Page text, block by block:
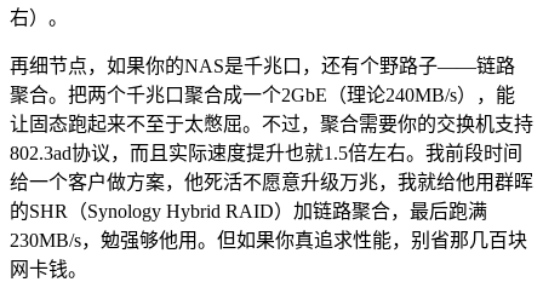
右）。
再细节点，如果你的NAS是千兆口，还有个野路子——链路
聚合。把两个千兆口聚合成一个2GbE（理论240MB/s），能
让固态跑起来不至于太憋屈。不过，聚合需要你的交换机支持
802.3ad协议，而且实际速度提升也就1.5倍左右。我前段时间
给一个客户做方案，他死活不愿意升级万兆，我就给他用群晖
的SHR（Synology Hybrid RAID）加链路聚合，最后跑满
230MB/s，勉强够他用。但如果你真追求性能，别省那几百块
网卡钱。